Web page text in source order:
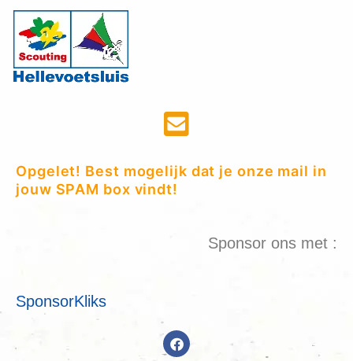
Opgelet! Best mogelijk dat je onze mail in
jouw SPAM box vindt!
Sponsor ons met :
SponsorKliks